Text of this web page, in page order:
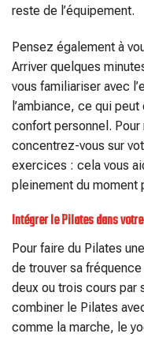
reste de l’équipement.
Pensez également à
Arriver quelques
vous familiariser avec
l’ambiance, ce qui
confort personnel.
concentrez-vous sur
exercices : cela vous
pleinement du moment
Intégrer le Pilates dans
Pour faire du Pilates
de trouver sa
deux ou trois cours par
combiner le Pilates
comme la marche, le